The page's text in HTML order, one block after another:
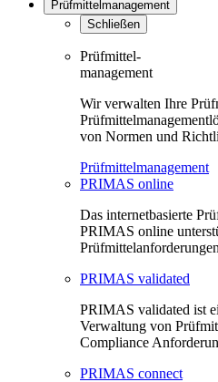
Prüfmittelmanagement
Schließen
Prüfmittel-
management
Wir verwalten Ihre
von Normen und
Prüfmittelmanagement
PRIMAS online
Das internetbasierte
PRIMAS online
PRIMAS validated
PRIMAS validated ist
Verwaltung von
Compliance
PRIMAS connect